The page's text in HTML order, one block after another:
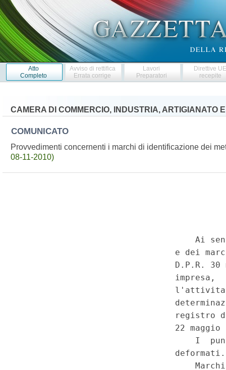
Atto
Completo
Avviso di rettifica
Errata corrige
Lavori
Preparatori
Direttive
recepite
CAMERA DI COMMERCIO, INDUSTRIA, ARTIGIANATO
COMUNICATO
Provvedimenti concernenti i marchi di identificazione dei
08-11-2010)